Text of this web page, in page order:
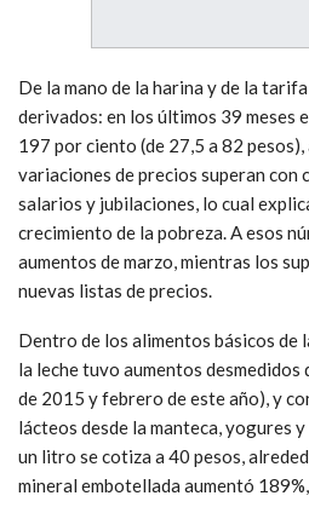
De la mano de la harina y de la
derivados: en los últimos 39 meses
197 por ciento (de 27,5 a 82
variaciones de precios superan con
salarios y jubilaciones, lo cual
crecimiento de la pobreza. A esos
aumentos de marzo, mientras los
nuevas listas de precios.
Dentro de los alimentos básicos de
la leche tuvo aumentos
de 2015 y febrero de este año), y
lácteos desde la manteca, yogures
un litro se cotiza a 40 pesos,
mineral embotellada aumentó